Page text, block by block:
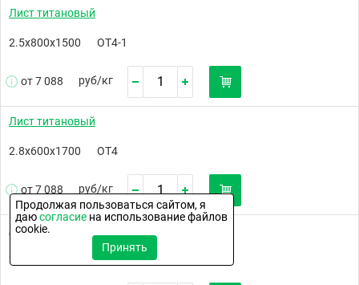
Лист титановый
2.5х800х1500 ОТ4-1
от 7 088 руб/кг
Лист титановый
2.8х600х1700 ОТ4
от 7 088 руб/кг
Лист титановый
2.8х800х2000 ОТ4
Продолжая пользоваться сайтом, я
даюсогласие на использование файлов
cookie.
Принять